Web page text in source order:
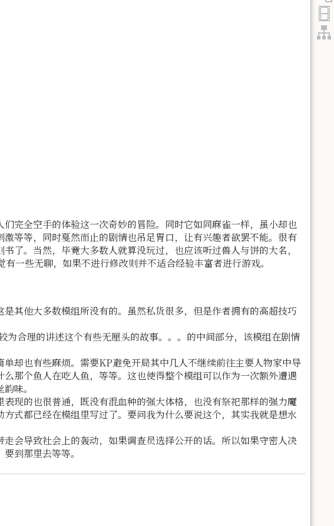
完全空手的体验这一次奇妙的冒险。同时它如同麻雀一样，虽小却也
等等，同时戛然而止的剧情也吊足胃口，让有兴趣者欲罢不能。很有
了。当然，毕竟大多数人就算没玩过，也应该听过兽人与饼的大名，
一些无聊，如果不进行修改则并不适合经验丰富者进行游戏。
其他大多数模组所没有的。虽然私货很多，但是作者拥有的高超技巧
合理的讲述这个有些无厘头的故事。。。的中间部分，该模组在剧情
却也有些麻烦。需要KP避免开局其中几人不继续前往主要人物家中导
那个鱼人在吃人鱼，等等。这也使得整个模组可以作为一次额外遭遇
味。
现的也很普通，既没有混血种的强大体格，也没有祭祀那样的强力魔
式都已经在模组里写过了。要问我为什么要说这个，其实我就是想水
会导致社会上的轰动，如果调查员选择公开的话。所以如果守密人决
到那里去等等。